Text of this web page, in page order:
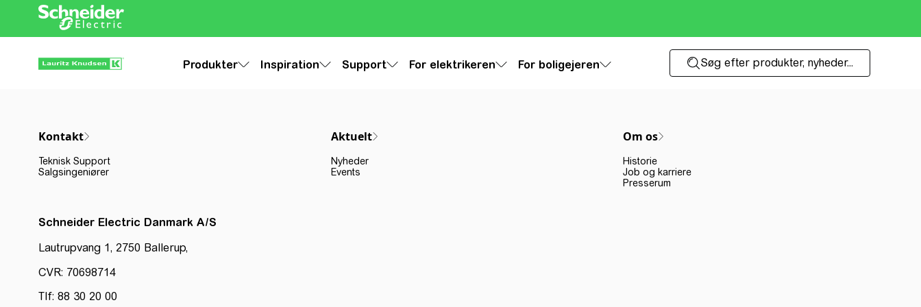
Produkter Inspiration Support For elektrikeren For boligejeren Søg efter produkter, nyheder...
Kontakt
Teknisk Support
Salgsingeniører
Aktuelt
Nyheder
Events
Om os
Historie
Job og karriere
Presserum
Schneider Electric Danmark A/S
Lautrupvang 1, 2750 Ballerup,
CVR: 70698714
Tlf: 88 30 20 00